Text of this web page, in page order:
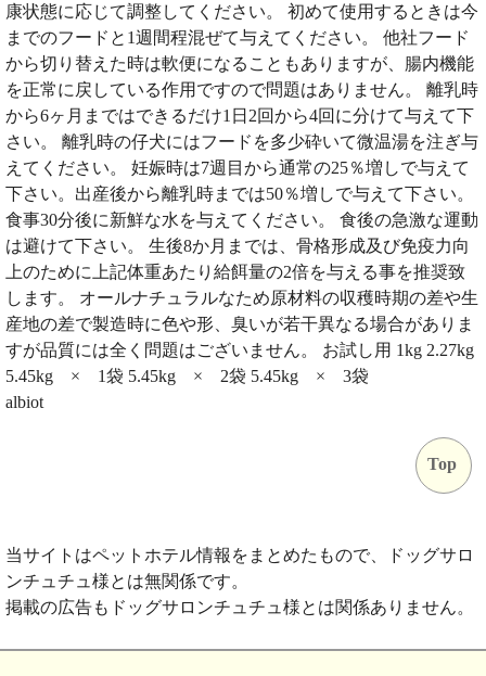
康状態に応じて調整してください。 初めて使用するときは今
までのフードと1週間程混ぜて与えてください。 他社フード
から切り替えた時は軟便になることもありますが、腸内機能
を正常に戻している作用ですので問題はありません。 離乳時
から6ヶ月まではできるだけ1日2回から4回に分けて与えて下
さい。 離乳時の仔犬にはフードを多少砕いて微温湯を注ぎ与
えてください。 妊娠時は7週目から通常の25％増しで与えて
下さい。出産後から離乳時までは50％増しで与えて下さい。
食事30分後に新鮮な水を与えてください。 食後の急激な運動
は避けて下さい。 生後8か月までは、骨格形成及び免疫力向
上のために上記体重あたり給餌量の2倍を与える事を推奨致
します。 オールナチュラルなため原材料の収穫時期の差や生
産地の差で製造時に色や形、臭いが若干異なる場合がありま
すが品質には全く問題はございません。 お試し用 1kg 2.27kg
5.45kg × 1袋 5.45kg × 2袋 5.45kg × 3袋
albiot
Top
当サイトはペットホテル情報をまとめたもので、ドッグサロ
ンチュチュ様とは無関係です。
掲載の広告もドッグサロンチュチュ様とは関係ありません。